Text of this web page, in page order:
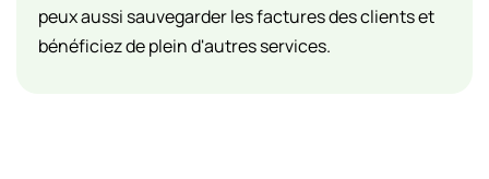
peux aussi sauvegarder les factures des clients et
bénéficiez de plein d'autres services.